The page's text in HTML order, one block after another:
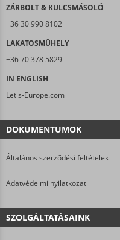
ZÁRBOLT & KULCSMÁSOLÓ
+36 30 990 8102
LAKATOSMŰHELY
+36 70 378 5829
IN ENGLISH
Letis-Europe.com
DOKUMENTUMOK
Általános szerződési feltételek
Adatvédelmi nyilatkozat
SZOLGÁLTATÁSAINK